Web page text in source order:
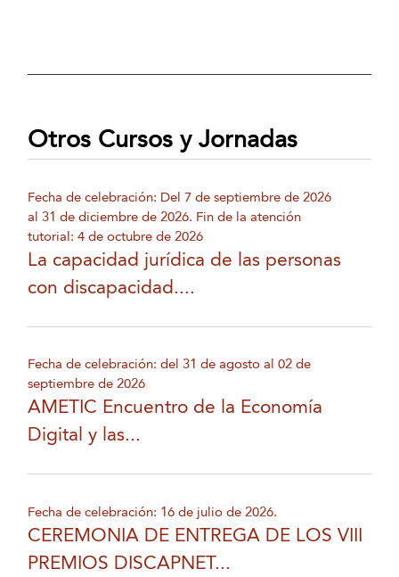
Otros Cursos y Jornadas
Fecha de celebración: Del 7 de septiembre de 2026
al 31 de diciembre de 2026. Fin de la atención
tutorial: 4 de octubre de 2026
La capacidad jurídica de las personas
con discapacidad....
Fecha de celebración: del 31 de agosto al 02 de
septiembre de 2026
AMETIC Encuentro de la Economía
Digital y las...
Fecha de celebración: 16 de julio de 2026.
CEREMONIA DE ENTREGA DE LOS VIII
PREMIOS DISCAPNET...